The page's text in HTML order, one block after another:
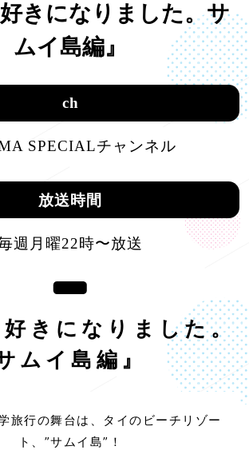
きになりました。サ
ムイ島編』
ch
SPECIALチャンネル
放送時間
週月曜22時〜放送
好きになりました。
ムイ島編』
旅行の舞台は、タイのビーチリゾー
ト、”サムイ島”！